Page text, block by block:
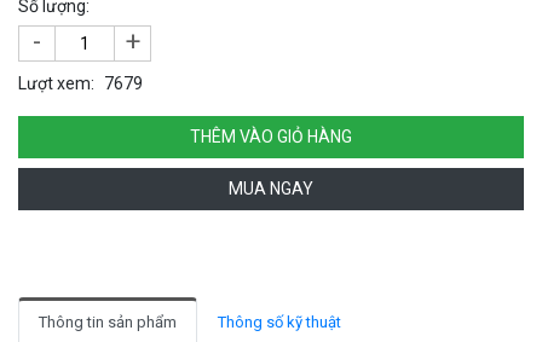
Số lượng:
- +
Lượt xem: 7679
THÊM VÀO GIỎ HÀNG
MUA NGAY
Thông tin sản phẩm Thông số kỹ thuật